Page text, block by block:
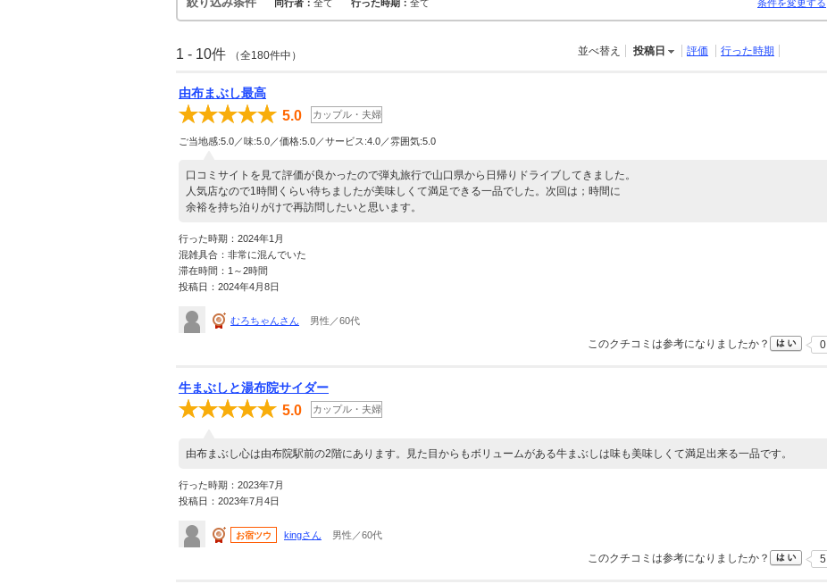
同行者： 全て 行った時期： 全て 条件を変更する
1 - 10件 （全180件中） 並べ替え 投稿日 評価 行った時期
由布まぶし最高
5.0 カップル・夫婦
ご当地感:5.0／味:5.0／価格:5.0／サービス:4.0／雰囲気:5.0
口コミサイトを見て評価が良かったので弾丸旅行で山口県から日帰りドライブしてきました。
人気店なので1時間くらい待ちましたが美味しくて満足できる一品でした。次回は；時間に
余裕を持ち泊りがけで再訪問したいと思います。
行った時期：2024年1月
混雑具合：非常に混んでいた
滞在時間：1～2時間
投稿日：2024年4月8日
むろちゃんさん 男性／60代
このクチコミは参考になりましたか？ 0
牛まぶしと湯布院サイダー
5.0 カップル・夫婦
由布まぶし心は由布院駅前の2階にあります。見た目からもボリュームがある牛まぶしは味も美味しくて満足出来る一品です。
行った時期：2023年7月
投稿日：2023年7月4日
お宿ツウ kingさん 男性／60代
このクチコミは参考になりましたか？ 5